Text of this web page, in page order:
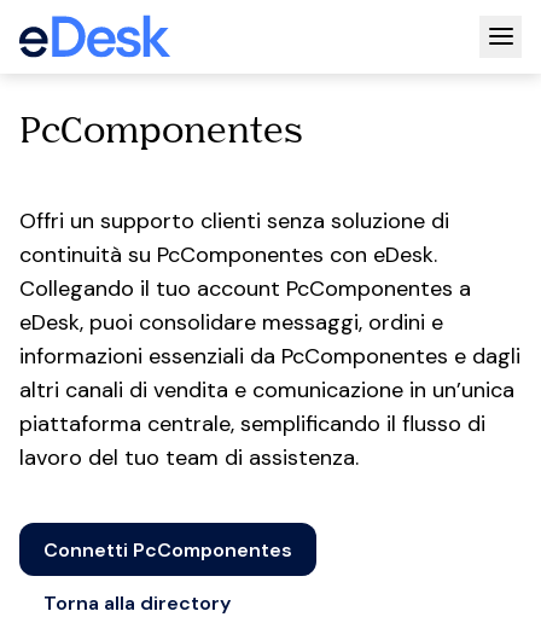
PcComponentes
Offri un supporto clienti senza soluzione di
continuità su PcComponentes con eDesk.
Collegando il tuo account PcComponentes a
eDesk, puoi consolidare messaggi, ordini e
informazioni essenziali da PcComponentes e dagli
altri canali di vendita e comunicazione in un’unica
piattaforma centrale, semplificando il flusso di
lavoro del tuo team di assistenza.
Connetti PcComponentes
Torna alla directory